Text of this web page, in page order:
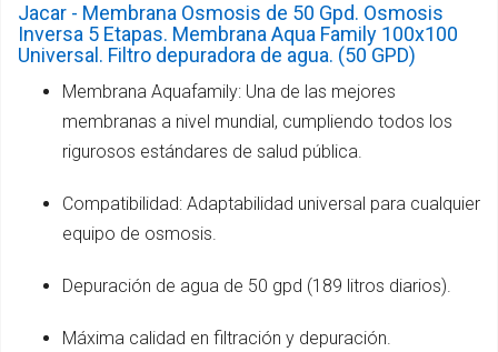
Jacar - Membrana Osmosis de 50 Gpd. Osmosis
Inversa 5 Etapas. Membrana Aqua Family 100x100
Universal. Filtro depuradora de agua. (50 GPD)
Membrana Aquafamily: Una de las mejores
membranas a nivel mundial, cumpliendo todos los
rigurosos estándares de salud pública.
Compatibilidad: Adaptabilidad universal para cualquier
equipo de osmosis.
Depuración de agua de 50 gpd (189 litros diarios).
Máxima calidad en filtración y depuración.